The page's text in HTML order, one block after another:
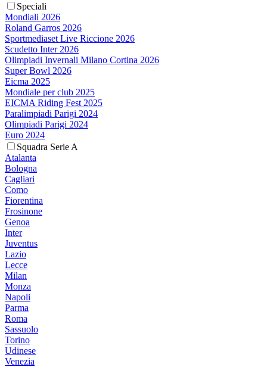
Speciali
Mondiali 2026
Roland Garros 2026
Sportmediaset Live Riccione 2026
Scudetto Inter 2026
Olimpiadi Invernali Milano Cortina 2026
Super Bowl 2026
Eicma 2025
Mondiale per club 2025
EICMA Riding Fest 2025
Paralimpiadi Parigi 2024
Olimpiadi Parigi 2024
Euro 2024
Squadra Serie A
Atalanta
Bologna
Cagliari
Como
Fiorentina
Frosinone
Genoa
Inter
Juventus
Lazio
Lecce
Milan
Monza
Napoli
Parma
Roma
Sassuolo
Torino
Udinese
Venezia